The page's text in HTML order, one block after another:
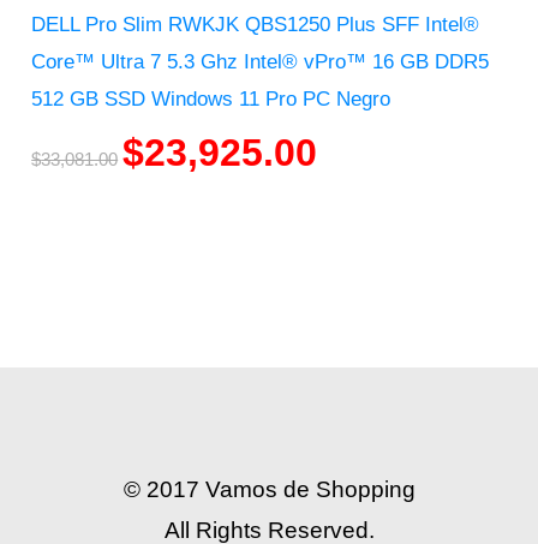
DELL Pro Slim RWKJK QBS1250 Plus SFF Intel®
Core™ Ultra 7 5.3 Ghz Intel® vPro™ 16 GB DDR5
512 GB SSD Windows 11 Pro PC Negro
$33,081.00 $23,925.00
© 2017 Vamos de Shopping
All Rights Reserved.